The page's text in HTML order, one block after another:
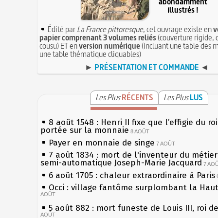
illustrés !
Édité parLa France pittoresque, cet ouvrage existe en
papier comprenant 3 volumes reliés(couverture rigide,
cousu) ET enversion numérique(incluant une table des
une table thématique cliquables)
► PRÉSENTATION ET COMMANDE ◄
Les PlusRÉCENTS Les PlusLUS
8 août 1548 : Henri II fixe que l’effigie du
portée sur la monnaie 8 AOÛT
Payer en monnaie de singe 7 AOÛT
7 août 1834 : mort de l'inventeur du
semi-automatique Joseph-Marie Jacquard 7
6 août 1705 : chaleur extraordinaire à Paris
Occi : village fantôme surplombant la
AOÛT
5 août 882 : mort funeste de Louis III, roi